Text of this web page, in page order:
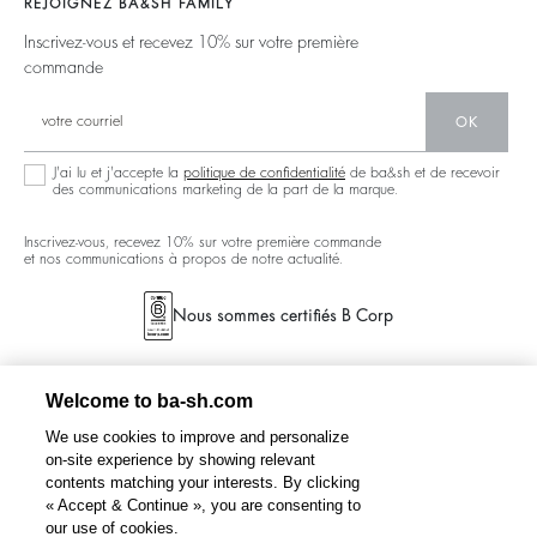
Dos Nus
Denim
Partenaires
Circularité
Talents
Nouvelle Collection
REJOIGNEZ BA&SH FAMILY
Inscrivez-vous et recevez 10% sur votre première
commande
OK
J'ai lu et j'accepte la politique de confidentialité de ba&sh et de recevoir
des communications marketing de la part de la marque.
Inscrivez-vous, recevez 10% sur votre première commande
et nos communications à propos de notre actualité.
Nous sommes certifiés B Corp
Welcome to ba-sh.com
We use cookies to improve and personalize
on-site experience by showing relevant
contents matching your interests. By clicking
« Accept & Continue », you are consenting to
our use of cookies.